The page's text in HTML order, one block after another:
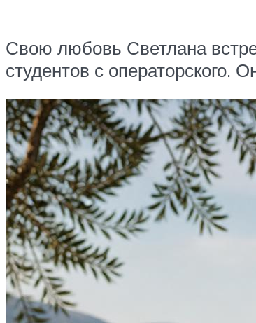
Свою любовь Светлана
студентов с